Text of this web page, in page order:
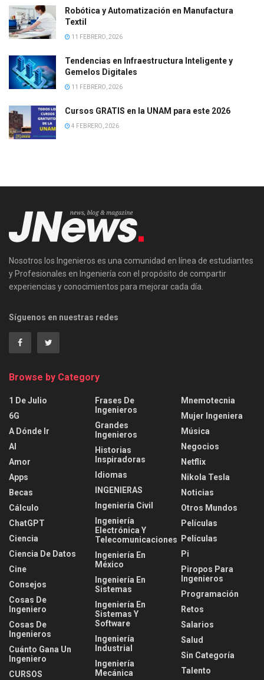
Robótica y Automatización en Manufactura
Textil
11 FEBRERO, 2026
Tendencias en Infraestructura Inteligente y
Gemelos Digitales
11 FEBRERO, 2026
Cursos GRATIS en la UNAM para este 2026
4 FEBRERO, 2026
Nosotros los Ingenieros es una comunidad en línea de estudiantes
y Profesionales en Ingeniería con el propósito de compartir
experiencias y conocimientos para mejorar cada día.
Síguenos en nuestras redes
Browse by Category
1 De Julio
6G
A Dónde Ir
AI
Amor
Apps
Becas
Cálculo
ChatGPT
Ciencia
Ciencia De Datos
Cine
Consejos
Cosas De
Ingeniero
Cosas De
Ingenieros
Cuánto Gana Un
Ingeniero
CURSOS
Frases De
Ingenieros
Grandes
Ingenieros
Historias
Inspiradoras
Idiomas
INGENIERAS
Ingeniería Civil
Ingeniería
Electrónica Y
Telecomunicaciones
Ingeniería En
México
Ingeniería En
Sistemas
Ingeniería En
Sistemas Y
Software
Ingeniería
Industrial
Ingeniería
Mecánica
Mnemotecnia
Mujer Ingeniera
Música
Negocios
Netflix
Nikola Tesla
Noticias
Otros Mundos
Películas
Películas
Pi
Piropos Para
Ingenieros
Programación
Retos
Salarios
Salud
Sin Categoría
Talento